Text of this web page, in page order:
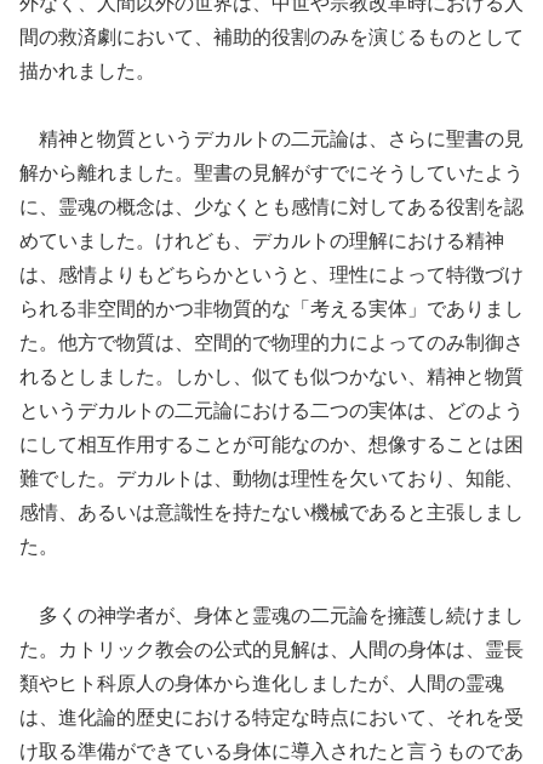
間の救済劇において、補助的役割のみを演じるものとして
描かれました。
精神と物質というデカルトの二元論は、さらに聖書の見
解から離れました。聖書の見解がすでにそうしていたよう
に、霊魂の概念は、少なくとも感情に対してある役割を認
めていました。けれども、デカルトの理解における精神
は、感情よりもどちらかというと、理性によって特徴づけ
られる非空間的かつ非物質的な「考える実体」でありまし
た。他方で物質は、空間的で物理的力によってのみ制御さ
れるとしました。しかし、似ても似つかない、精神と物質
というデカルトの二元論における二つの実体は、どのよう
にして相互作用することが可能なのか、想像することは困
難でした。デカルトは、動物は理性を欠いており、知能、
感情、あるいは意識性を持たない機械であると主張しまし
た。
多くの神学者が、身体と霊魂の二元論を擁護し続けまし
た。カトリック教会の公式的見解は、人間の身体は、霊長
類やヒト科原人の身体から進化しましたが、人間の霊魂
は、進化論的歴史における特定な時点において、それを受
け取る準備ができている身体に導入されたと言うものであ